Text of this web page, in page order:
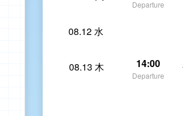
Departure
08.12 水
08.13 木 14:00
Departure